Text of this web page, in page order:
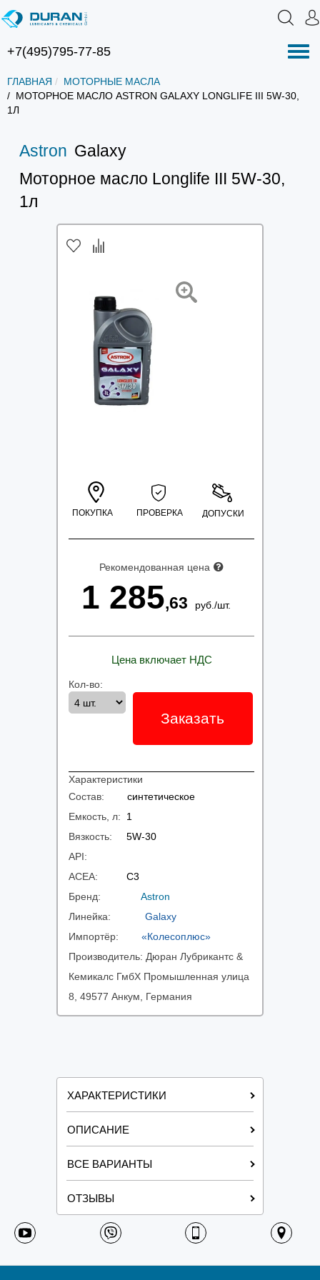
+7(495)795-77-85
ГЛАВНАЯ
МОТОРНЫЕ МАСЛА
МОТОРНОЕ МАСЛО ASTRON GALAXY LONGLIFE III 5W-30,
1Л
Astron Galaxy
Моторное масло Longlife III 5W-30,
1л
ПОКУПКА ПРОВЕРКА ДОПУСКИ
Рекомендованная цена
1 285,63 руб./шт.
Цена включает НДС
Кол-во:
Заказать
Характеристики
Состав: синтетическое
Емкость, л: 1
Вязкость: 5W-30
API:
ACEA: C3
Бренд: Astron
Линейка: Galaxy
Импортёр: «Колесоплюс»
Производитель: Дюран Лубрикантс &
Кемикалс ГмбХ Промышленная улица
8, 49577 Анкум, Германия
ХАРАКТЕРИСТИКИ
ОПИСАНИЕ
ВСЕ ВАРИАНТЫ
ОТЗЫВЫ